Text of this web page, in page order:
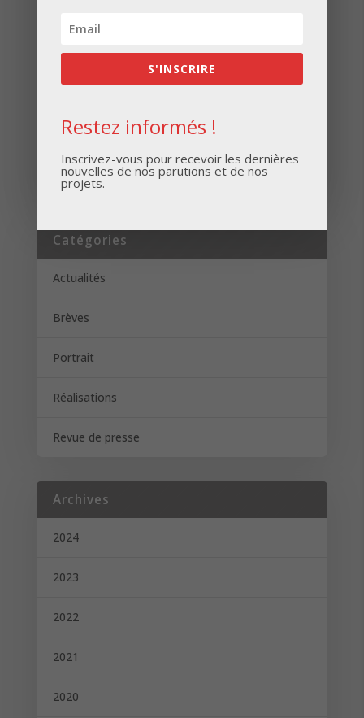
nouvelles de nos parutions et de nos projets.
S'INSCRIRE
Catégories
Actualités
Brèves
Portrait
Réalisations
Revue de presse
Archives
2024
2023
2022
2021
2020
S'INSCRIRE
Restez informés !
Inscrivez-vous pour recevoir les dernières
nouvelles de nos parutions et de nos
projets.